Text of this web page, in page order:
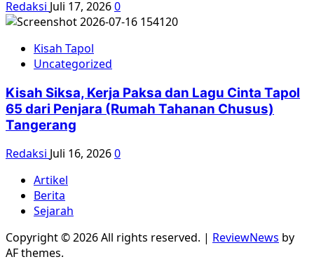
Redaksi Juli 17, 20260
Kisah Tapol
Uncategorized
Kisah Siksa, Kerja Paksa dan Lagu Cinta Tapol
65 dari Penjara (Rumah Tahanan Chusus)
Tangerang
Redaksi Juli 16, 20260
Artikel
Berita
Sejarah
Copyright © 2026 All rights reserved. | ReviewNews by
AF themes.